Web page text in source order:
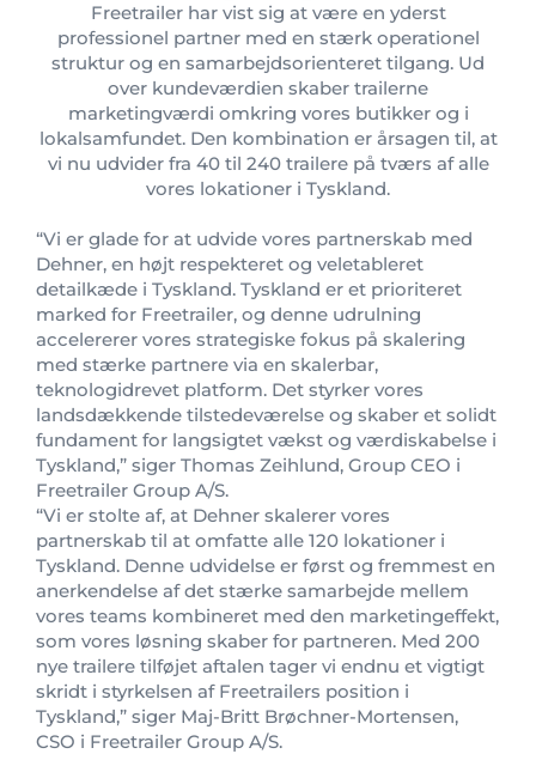
Freetrailer har vist sig at være en yderst
professionel partner med en stærk operationel
struktur og en samarbejdsorienteret tilgang. Ud
over kundeværdien skaber trailerne
marketingværdi omkring vores butikker og i
lokalsamfundet. Den kombination er årsagen til, at
vi nu udvider fra 40 til 240 trailere på tværs af alle
vores lokationer i Tyskland.
“Vi er glade for at udvide vores partnerskab med
Dehner, en højt respekteret og veletableret
detailkæde i Tyskland. Tyskland er et prioriteret
marked for Freetrailer, og denne udrulning
accelererer vores strategiske fokus på skalering
med stærke partnere via en skalerbar,
teknologidrevet platform. Det styrker vores
landsdækkende tilstedeværelse og skaber et solidt
fundament for langsigtet vækst og værdiskabelse i
Tyskland,” siger Thomas Zeihlund, Group CEO i
Freetrailer Group A/S.
“Vi er stolte af, at Dehner skalerer vores
partnerskab til at omfatte alle 120 lokationer i
Tyskland. Denne udvidelse er først og fremmest en
anerkendelse af det stærke samarbejde mellem
vores teams kombineret med den marketingeffekt,
som vores løsning skaber for partneren. Med 200
nye trailere tilføjet aftalen tager vi endnu et vigtigt
skridt i styrkelsen af Freetrailers position i
Tyskland,” siger Maj-Britt Brøchner-Mortensen,
CSO i Freetrailer Group A/S.